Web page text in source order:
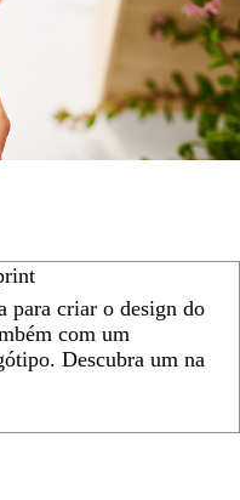
para criar o design do
com um
Descubra um na